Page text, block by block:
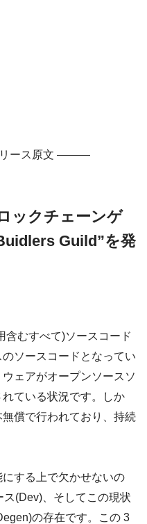
ース原文 ———
ックチェーンゲ
Guild”を発
含むすべて)ソースコード
ソースコードとなってい
ェアがオープンソースソ
ている状況です。しか
償で行われており、持続
する上で欠かせないの
(Dev)、そしてこの現状
の存在です。この 3